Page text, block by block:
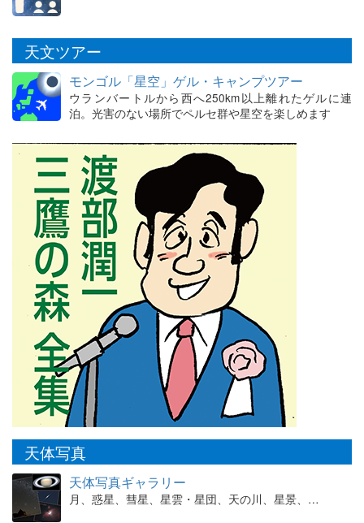
天文ツアー
モンゴル「星空」ゲル・キャンプツアー
ウランバートルから西へ250km以上離れたゲルに連
泊。光害のない場所でペルセ群や星空を楽しめます
天体写真
天体写真ギャラリー
月、惑星、彗星、星雲・星団、天の川、星景、…